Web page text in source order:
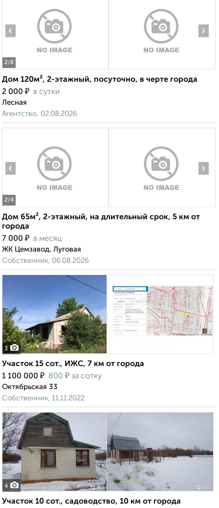
2/8
‹ ›
Дом 120м², 2-этажный, посуточно, в черте города
2 000 ₽ в сутки
Лесная
Агентство, 02.08.2026
2/4
‹ ›
Дом 65м², 2-этажный, на длительный срок, 5 км от
города
7 000 ₽ в месяц
ЖК Цемзавод, Луговая
Собственник, 06.08.2026
3
Участок 15 сот., ИЖС, 7 км от города
1 100 000 ₽ 800 ₽ за сотку
Октябрьская 33
Собственник, 11.11.2022
4
Участок 10 сот., садоводство, 10 км от города